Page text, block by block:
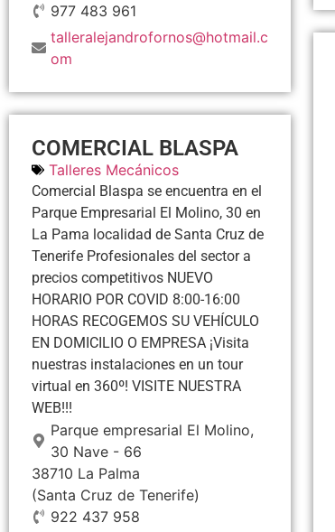
977 483 961
talleralejandrofornos@hotmail.c
om
COMERCIAL BLASPA
Talleres Mecánicos
Comercial Blaspa se encuentra en el
Parque Empresarial El Molino, 30 en
La Pama localidad de Santa Cruz de
Tenerife Profesionales del sector a
precios competitivos NUEVO
HORARIO POR COVID 8:00-16:00
HORAS RECOGEMOS SU VEHÍCULO
EN DOMICILIO O EMPRESA ¡Visita
nuestras instalaciones en un tour
virtual en 360º! VISITE NUESTRA
WEB!!!
Parque empresarial El Molino,
30 Nave - 66
38710 La Palma
(Santa Cruz de Tenerife)
922 437 958